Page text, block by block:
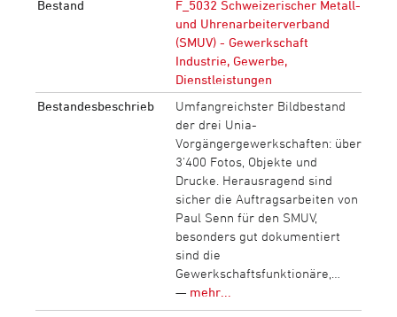
Bestand
F_5032 Schweizerischer Metall-
und Uhrenarbeiterverband
(SMUV) - Gewerkschaft
Industrie, Gewerbe,
Dienstleistungen
Bestandesbeschrieb
Umfangreichster Bildbestand
der drei Unia-
Vorgängergewerkschaften: über
3‘400 Fotos, Objekte und
Drucke. Herausragend sind
sicher die Auftragsarbeiten von
Paul Senn für den SMUV,
besonders gut dokumentiert
sind die
Gewerkschaftsfunktionäre,…
— mehr...